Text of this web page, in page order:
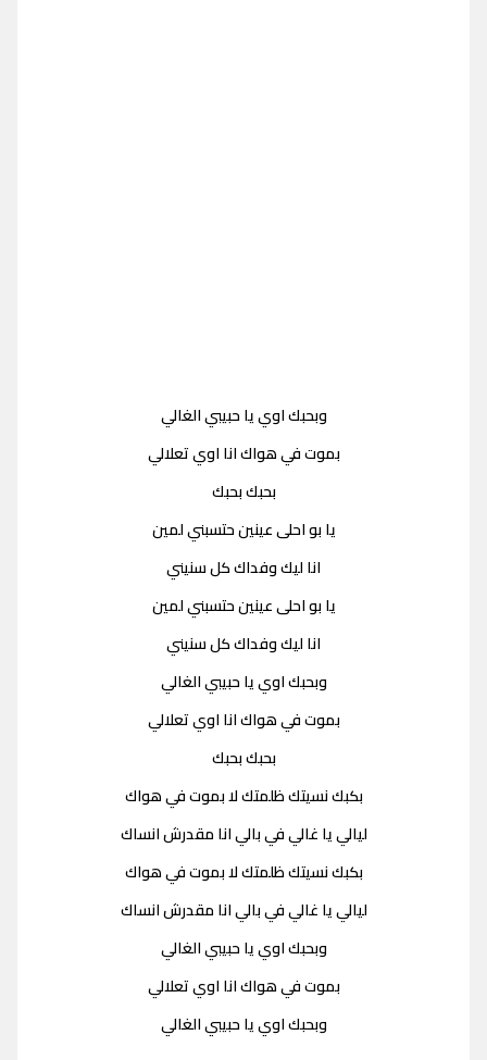
وبحبك اوي يا حبيبي الغالي
بموت في هواك انا اوي تعلالي
بحبك بحبك
يا بو احلى عينين حتسبني لمين
انا ليك وفداك كل سنيني
يا بو احلى عينين حتسبني لمين
انا ليك وفداك كل سنيني
وبحبك اوي يا حبيبي الغالي
بموت في هواك انا اوي تعلالي
بحبك بحبك
بكبك نسيتك ظلمتك لا بموت في هواك
ليالي يا غالي في بالي انا مقدرش انساك
بكبك نسيتك ظلمتك لا بموت في هواك
ليالي يا غالي في بالي انا مقدرش انساك
وبحبك اوي يا حبيبي الغالي
بموت في هواك انا اوي تعلالي
وبحبك اوي يا حبيبي الغالي